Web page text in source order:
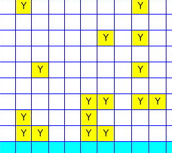
Y Y
Y Y
Y Y
Y Y Y Y
Y Y
Y Y Y Y